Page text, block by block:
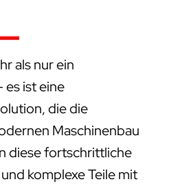
als nur ein
es ist eine
die die
Maschinenbau
diese fortschrittliche
komplexe Teile mit